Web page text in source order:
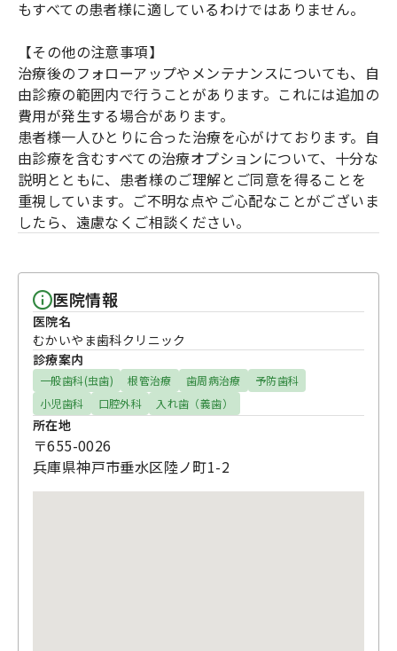
もすべての患者様に適しているわけではありません。
【その他の注意事項】
治療後のフォローアップやメンテナンスについても、自
由診療の範囲内で行うことがあります。これには追加の
費用が発生する場合があります。
患者様一人ひとりに合った治療を心がけております。自
由診療を含むすべての治療オプションについて、十分な
説明とともに、患者様のご理解とご同意を得ることを
重視しています。ご不明な点やご心配なことがございま
したら、遠慮なくご相談ください。
医院情報
医院名
むかいやま歯科クリニック
診療案内
一般歯科(虫歯) 根管治療 歯周病治療
予防歯科
小児歯科
口腔外科 入れ歯（義歯）
所在地
〒655-0026
兵庫県神戸市垂水区陸ノ町1-2